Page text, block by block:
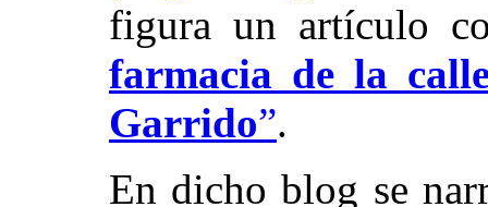
figura un artículo
farmacia de la
Garrido”.
En dicho blog se